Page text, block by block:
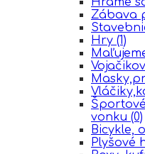
Zábava
Hry (1)
vonku (0)
Bicykle,
Plyšové